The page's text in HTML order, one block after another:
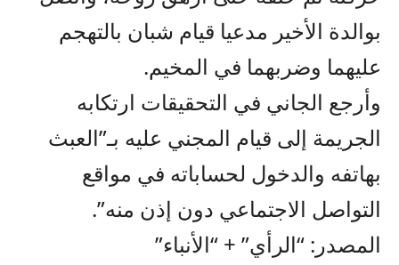
بوالدة الأخير مدعيا قيام شبان بالتهجم
عليهما وضربهما في المخيم.
وأرجع الجاني في التحقيقات ارتكابه
الجريمة إلى قيام المجني عليه بـ”العبث
بهاتفه والدخول لحساباته في مواقع
التواصل الاجتماعي دون إذن منه”.
المصدر: “الرأي” + “الأنباء”